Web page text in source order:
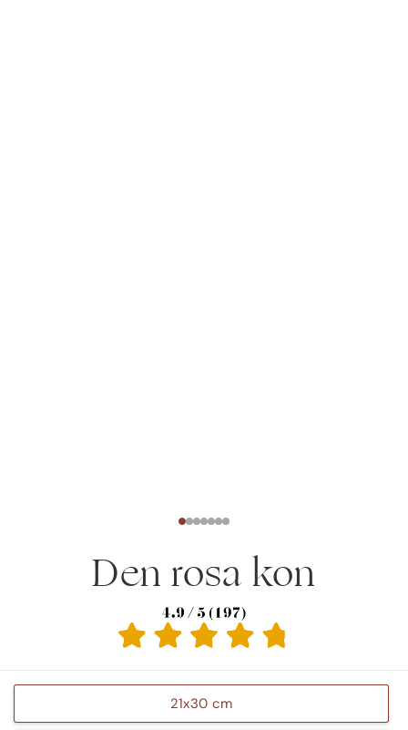
Den rosa kon
21x30 cm